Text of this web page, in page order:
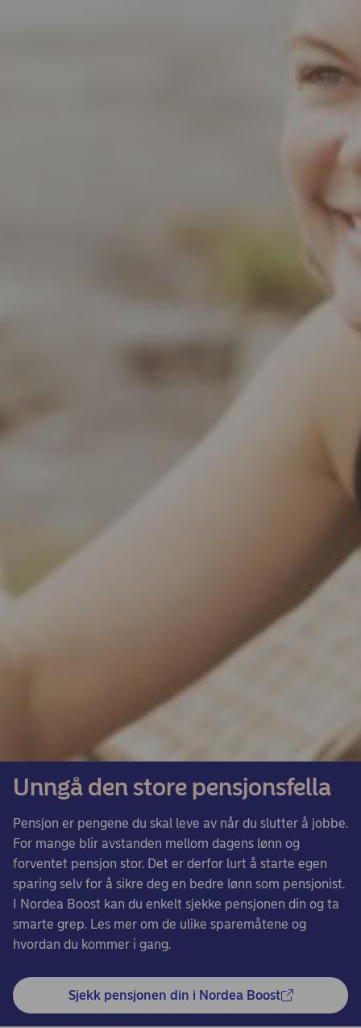
Unngå den store pensjonsfella
Pensjon er pengene du skal leve av når du slutter å jobbe.
For mange blir avstanden mellom dagens lønn og
forventet pensjon stor. Det er derfor lurt å starte egen
sparing selv for å sikre deg en bedre lønn som pensjonist.
I Nordea Boost kan du enkelt sjekke pensjonen din og ta
smarte grep. Les mer om de ulike sparemåtene og
hvordan du kommer i gang.
Sjekk pensjonen din i Nordea Boost